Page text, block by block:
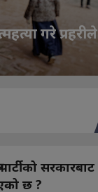
गरे प्रहरीले
पार्टीको सरकारबाट
छ ?